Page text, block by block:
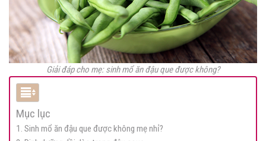
Giải đáp cho mẹ: sinh mổ ăn đậu que được không?
Mục lục
1. Sinh mổ ăn đậu que được không mẹ nhỉ?